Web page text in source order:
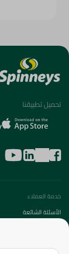
تحميل تطبيقنا
خدمة العملاء
الأسئلة الشائعة
من نحن؟